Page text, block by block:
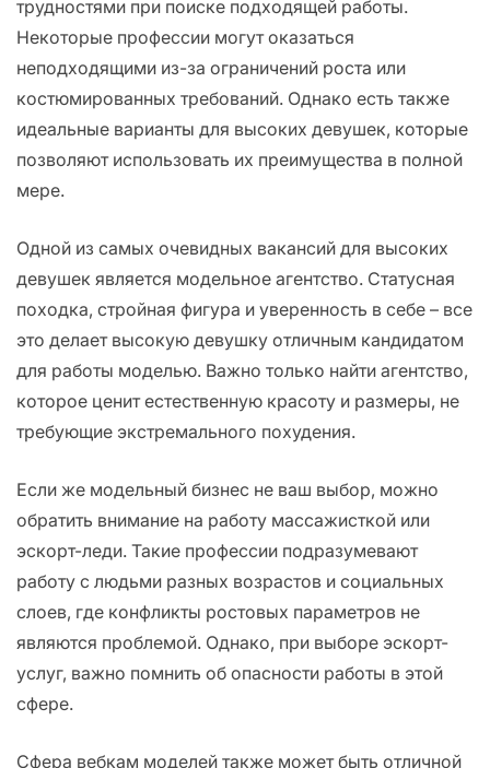
трудностями при поиске подходящей работы.
Некоторые профессии могут оказаться
неподходящими из-за ограничений роста или
костюмированных требований. Однако есть также
идеальные варианты для высоких девушек, которые
позволяют использовать их преимущества в полной
мере.
Одной из самых очевидных вакансий для высоких
девушек является модельное агентство. Статусная
походка, стройная фигура и уверенность в себе – все
это делает высокую девушку отличным кандидатом
для работы моделью. Важно только найти агентство,
которое ценит естественную красоту и размеры, не
требующие экстремального похудения.
Если же модельный бизнес не ваш выбор, можно
обратить внимание на работу массажисткой или
эскорт-леди. Такие профессии подразумевают
работу с людьми разных возрастов и социальных
слоев, где конфликты ростовых параметров не
являются проблемой. Однако, при выборе эскорт-
услуг, важно помнить об опасности работы в этой
сфере.
Сфера вебкам моделей также может быть отличной